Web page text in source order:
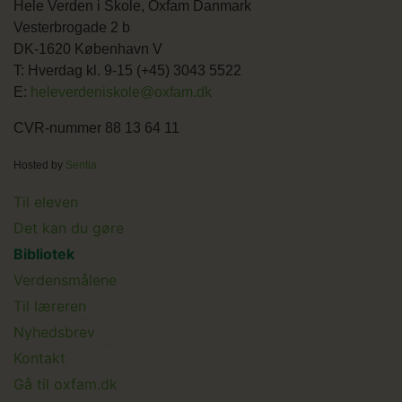
Hele Verden i Skole, Oxfam Danmark
Vesterbrogade 2 b
DK-1620 København V
T: Hverdag kl. 9-15 (+45) 3043 5522
E: heleverdeniskole@oxfam.dk
CVR-nummer 88 13 64 11
Hosted by Sentia
Main
menu
Til eleven
Det kan du gøre
Bibliotek
Verdensmålene
Til læreren
Main
Submenu
Nyhedsbrev
Kontakt
Gå til oxfam.dk